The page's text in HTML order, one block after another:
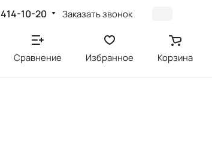
10-20 Заказать звонок
Сравнение Избранное Корзина